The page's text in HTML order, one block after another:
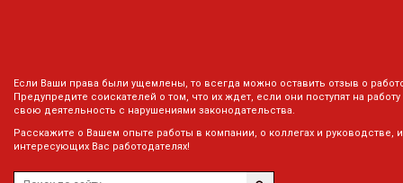
Если Ваши права были ущемлены, то всегда можно оставить отзыв о
Предупредите соискателей о том, что их ждет, если они поступят на
свою деятельность с нарушениями законодательства.
Расскажите о Вашем опыте работы в компании, о коллегах и руководстве,
интересующих Вас работодателях!